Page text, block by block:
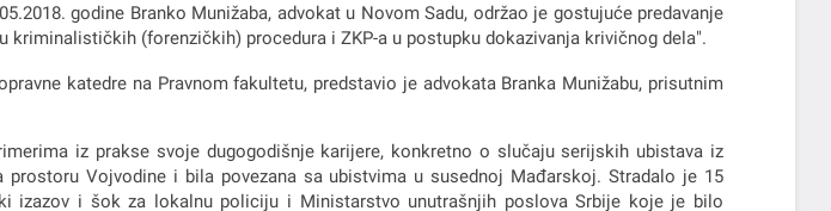
godine Branko Munižaba, advokat u Novom Sadu, održao je gostujuće predavanje
kriminalističkih (forenzičkih) procedura i ZKP-a u postupku dokazivanja krivičnog dela".
katedre na Pravnom fakultetu, predstavio je advokata Branka Munižabu, prisutnim
iz prakse svoje dugogodišnje karijere, konkretno o slučaju serijskih ubistava iz
prostoru Vojvodine i bila povezana sa ubistvima u susednoj Mađarskoj. Stradalo je 15
izazov i šok za lokalnu policiju i Ministarstvo unutrašnjih poslova Srbije koje je bilo